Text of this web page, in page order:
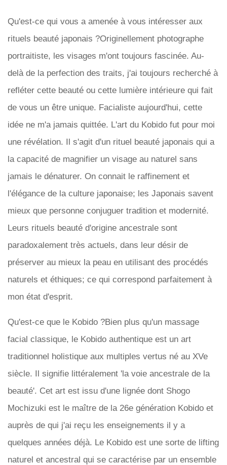
Qu'est-ce qui vous a amenée à vous intéresser aux
rituels beauté japonais ?Originellement photographe
portraitiste, les visages m'ont toujours fascinée. Au-
delà de la perfection des traits, j'ai toujours recherché à
refléter cette beauté ou cette lumière intérieure qui fait
de vous un être unique. Facialiste aujourd'hui, cette
idée ne m'a jamais quittée. L'art du Kobido fut pour moi
une révélation. Il s'agit d'un rituel beauté japonais qui a
la capacité de magnifier un visage au naturel sans
jamais le dénaturer. On connait le raffinement et
l'élégance de la culture japonaise; les Japonais savent
mieux que personne conjuguer tradition et modernité.
Leurs rituels beauté d'origine ancestrale sont
paradoxalement très actuels, dans leur désir de
préserver au mieux la peau en utilisant des procédés
naturels et éthiques; ce qui correspond parfaitement à
mon état d'esprit.
Qu'est-ce que le Kobido ?Bien plus qu'un massage
facial classique, le Kobido authentique est un art
traditionnel holistique aux multiples vertus né au XVe
siècle. Il signifie littéralement 'la voie ancestrale de la
beauté'. Cet art est issu d'une lignée dont Shogo
Mochizuki est le maître de la 26e génération Kobido et
auprès de qui j'ai reçu les enseignements il y a
quelques années déjà. Le Kobido est une sorte de lifting
naturel et ancestral qui se caractérise par un ensemble